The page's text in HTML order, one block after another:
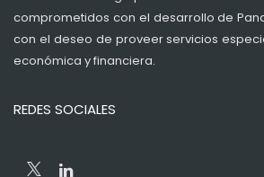
comprometidos con el desarrollo de
con el deseo de proveer servicios
económica y financiera.
REDES SOCIALES